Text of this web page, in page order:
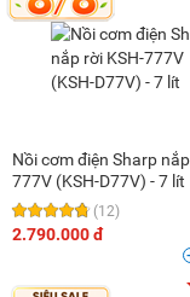
Nồi cơm điện Sharp
777V (KSH-D77V) - 7 lít
(12)
2.790.000 đ